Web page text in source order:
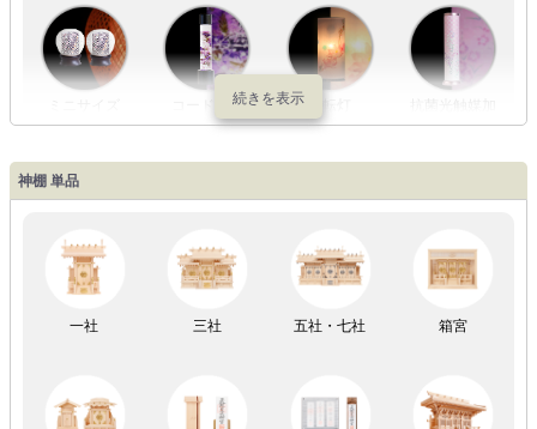
コードレス
工
LED灯 七色LED灯 和紙・絹製 木・竹製
初盆セット 贈るセット 盆提灯単品 一対セット
神棚 単品
一社 三社 五社・七社 箱宮